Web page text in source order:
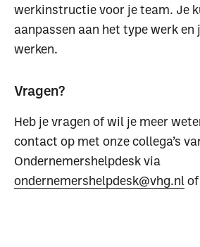
werkinstructie voor je team. Je
aanpassen aan het type werk
werken.
Vragen?
Heb je vragen of wil je meer
contact op met onze collega’s
Ondernemershelpdesk via
ondernemershelpdesk@vhg.nl